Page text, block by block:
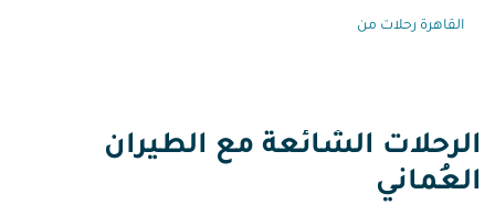
القاهرة رحلات من
الرحلات الشائعة مع الطيران
العُماني